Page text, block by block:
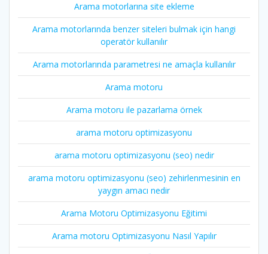
Arama motorlarına site ekleme
Arama motorlarında benzer siteleri bulmak için hangi
operatör kullanılır
Arama motorlarında parametresi ne amaçla kullanılır
Arama motoru
Arama motoru ile pazarlama örnek
arama motoru optimizasyonu
arama motoru optimizasyonu (seo) nedir
arama motoru optimizasyonu (seo) zehirlenmesinin en
yaygın amacı nedir
Arama Motoru Optimizasyonu Eğitimi
Arama motoru Optimizasyonu Nasıl Yapılır